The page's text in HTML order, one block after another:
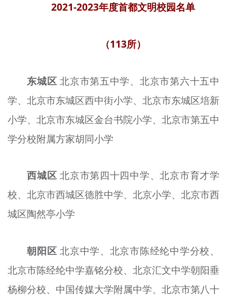
身边好人
文明评论
北京宣传文化引导基金
专题
资料库
+
2021-2023年度首都文明校园名单
（113所）
东城区 北京市第五中学、北京市第六十五中
学、北京市东城区西中街小学、北京市东城区培新
小学、北京市东城区金台书院小学、北京市第五中
学分校附属方家胡同小学
西城区 北京市第四十四中学、北京市育才学
校、北京市西城区德胜中学、北京小学、北京市西
城区陶然亭小学
朝阳区 北京中学、北京市陈经纶中学分校、
北京市陈经纶中学嘉铭分校、北京汇文中学朝阳垂
杨柳分校、中国传媒大学附属中学、北京市第八十